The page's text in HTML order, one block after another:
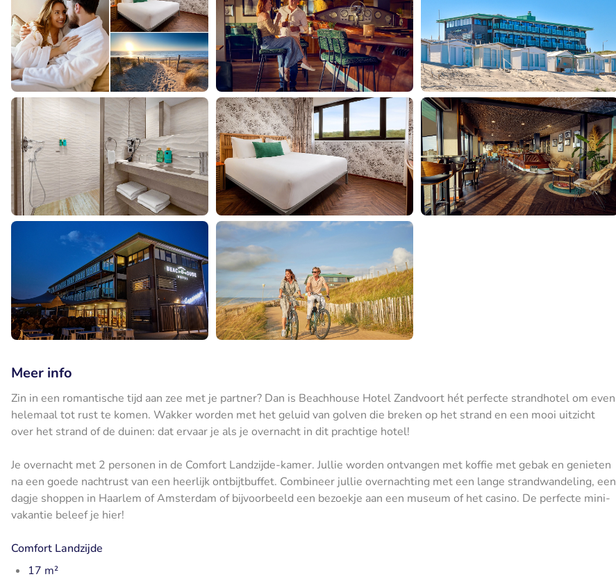
Meer info
Zin in een romantische tijd aan zee met je partner? Dan is Beachhouse Hotel Zandvoort hét perfecte strandhotel om even
helemaal tot rust te komen. Wakker worden met het geluid van golven die breken op het strand en een mooi uitzicht
over het strand of de duinen: dat ervaar je als je overnacht in dit prachtige hotel!
Je overnacht met 2 personen in de Comfort Landzijde-kamer. Jullie worden ontvangen met koffie met gebak en genieten
na een goede nachtrust van een heerlijk ontbijtbuffet. Combineer jullie overnachting met een lange strandwandeling, een
dagje shoppen in Haarlem of Amsterdam of bijvoorbeeld een bezoekje aan een museum of het casino. De perfecte mini-
vakantie beleef je hier!
Comfort Landzijde
17 m²